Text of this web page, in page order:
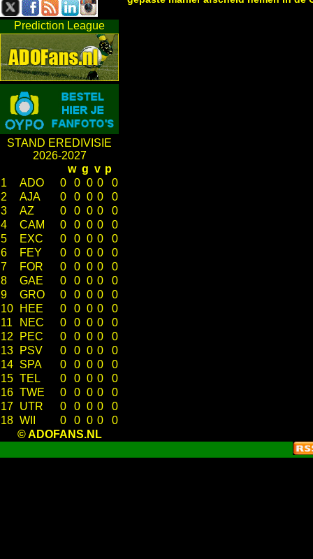
Prediction League
STAND EREDIVISIE
2026-2027
w g v p
1
ADO 0 0 0 0
0
2
AJA 0 0 0 0
0
3
AZ 0 0 0 0
0
4
CAM 0 0 0 0
0
5
EXC 0 0 0 0
0
6
FEY 0 0 0 0
0
7
FOR 0 0 0 0
0
8
GAE 0 0 0 0
0
9
GRO 0 0 0 0
0
10
HEE 0 0 0 0
0
11
NEC 0 0 0 0
0
12
PEC 0 0 0 0
0
13
PSV 0 0 0 0
0
14 SPA 0 0 0 0
0
15 TEL 0 0 0 0
0
16 TWE 0 0 0 0
0
17 UTR 0 0 0 0
0
18 WII 0 0 0 0
0
© ADOFANS.NL